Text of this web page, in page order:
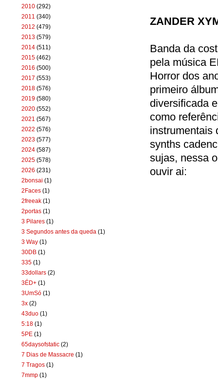
ZANDER
Banda da
pela música
Horror dos
primeiro
diversificada
como
instrumentais
synths
sujas, nessa
ouvir ai:
2010 (292)
2011 (340)
2012 (479)
2013 (579)
2014 (511)
2015 (462)
2016 (500)
2017 (553)
2018 (576)
2019 (580)
2020 (552)
2021 (567)
2022 (576)
2023 (577)
2024 (587)
2025 (578)
2026 (231)
2bonsai (1)
2Faces (1)
2freeak (1)
2portas (1)
3 Pilares (1)
3 Segundos antes da queda (1)
3 Way (1)
30DB (1)
335 (1)
33dollars (2)
3ÉD+ (1)
3UmSó (1)
3x (2)
43duo (1)
5:18 (1)
5PE (1)
65daysofstatic (2)
7 Dias de Massacre (1)
7 Tragos (1)
7mmp (1)